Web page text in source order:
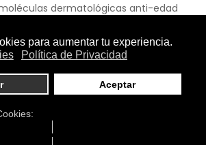
dermatológicas anti-edad
Ingredientes: [10% Vitamina C
de colágeno y reduce la
libres, restaurando la firmeza y
piel.[Ácido Salicílico]Exfolia, facilitando
al penetración de la
intensamente la piel.